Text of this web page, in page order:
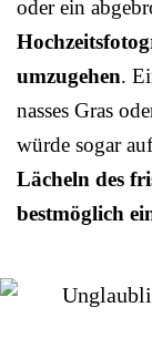
oder ein
umzugehen.
nasses Gras
würde sogar
Lächeln des
bestmöglich